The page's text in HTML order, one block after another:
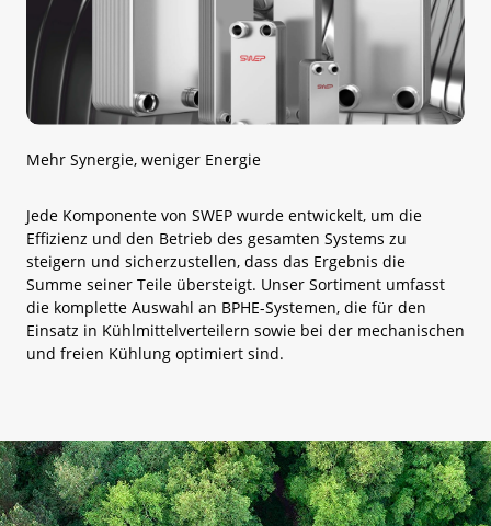
Mehr Synergie, weniger Energie
Jede Komponente von SWEP wurde entwickelt, um die
Effizienz und den Betrieb des gesamten Systems zu
steigern und sicherzustellen, dass das Ergebnis die
Summe seiner Teile übersteigt. Unser Sortiment umfasst
die komplette Auswahl an BPHE-Systemen, die für den
Einsatz in Kühlmittelverteilern sowie bei der mechanischen
und freien Kühlung optimiert sind.